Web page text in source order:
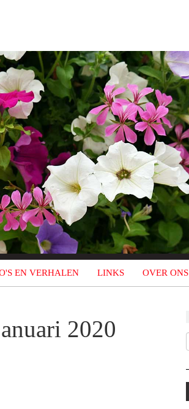
EN VERHALEN LINKS OVER ONS
2020